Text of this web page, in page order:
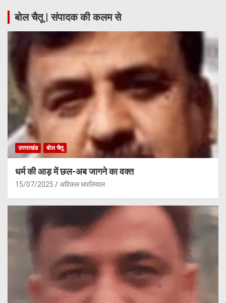
बोल चैतू | संपादक की कलम से
उत्तराखंड बोल चैतू
धर्म की आड़ में छल-अब जागने का वक्त
15/07/2025 अविकल थपलियाल